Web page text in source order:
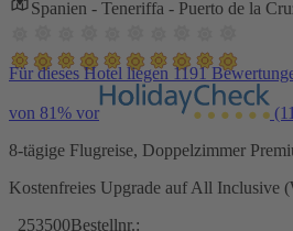
Spanien - Teneriffa - Puerto de la
Für dieses Hotel liegen 1191
von 81% vor
8-tägige Flugreise, Doppelzimmer
Kostenfreies Upgrade auf All Inclusive
253500Bestellnr.: